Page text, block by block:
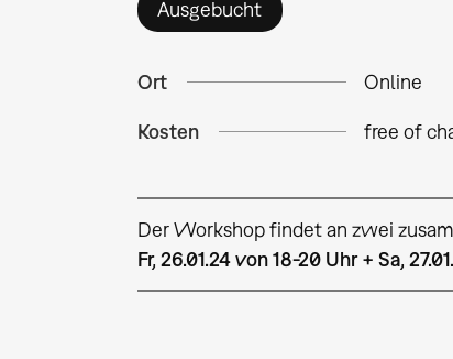
Ausgebucht
Ort Online
Kosten free of
Der Workshop findet an zwei
Fr, 26.01.24 von 18-20 Uhr + Sa,